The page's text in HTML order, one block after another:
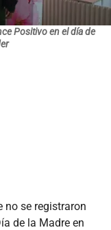
Positivo en el día de
no se registraron
de la Madre en